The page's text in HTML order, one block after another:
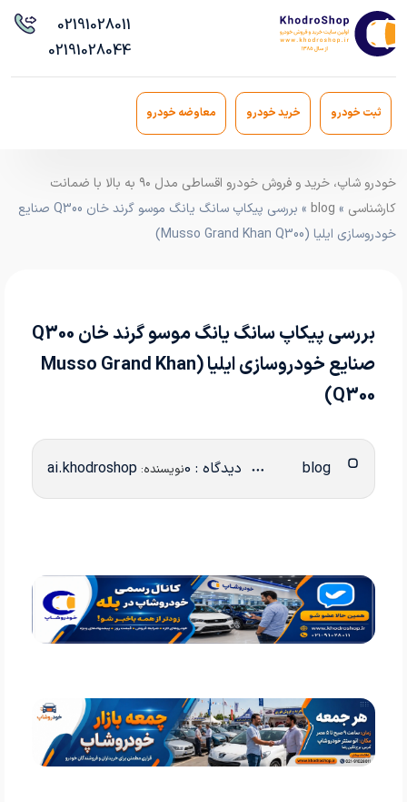
02191028011
02191028044
ثبت خودرو خرید خودرو معاوضه خودرو
خودرو شاپ، خرید و فروش خودرو اقساطی مدل ۹۰ به بالا با ضمانت
کارشناسی »
blog
» بررسی پیکاپ سانگ یانگ موسو گرند خان Q300 صنایع
خودروسازی ایلیا (Musso Grand Khan Q300)
بررسی پیکاپ سانگ یانگ موسو گرند خان Q300
صنایع خودروسازی ایلیا (Musso Grand Khan
Q300)
دیدگاه : 0 نویسنده:ai.khodroshop